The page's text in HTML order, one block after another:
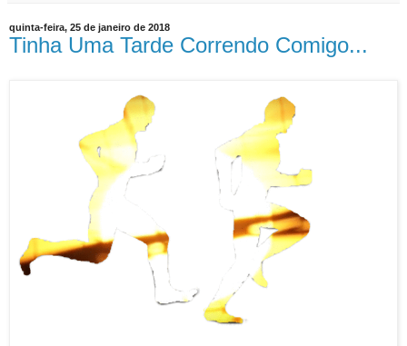
quinta-feira, 25 de janeiro de 2018
Tinha Uma Tarde Correndo Comigo...